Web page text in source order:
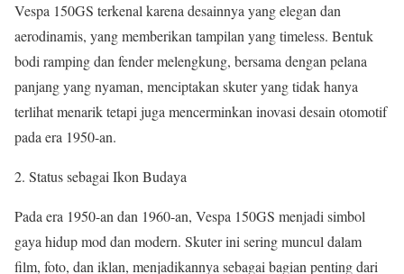
Vespa 150GS terkenal karena desainnya yang elegan dan
aerodinamis, yang memberikan tampilan yang timeless. Bentuk
bodi ramping dan fender melengkung, bersama dengan pelana
panjang yang nyaman, menciptakan skuter yang tidak hanya
terlihat menarik tetapi juga mencerminkan inovasi desain otomotif
pada era 1950-an.
2. Status sebagai Ikon Budaya
Pada era 1950-an dan 1960-an, Vespa 150GS menjadi simbol
gaya hidup mod dan modern. Skuter ini sering muncul dalam
film, foto, dan iklan, menjadikannya sebagai bagian penting dari